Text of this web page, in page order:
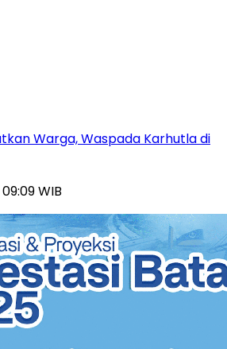
Warga, Waspada Karhutla di
WIB